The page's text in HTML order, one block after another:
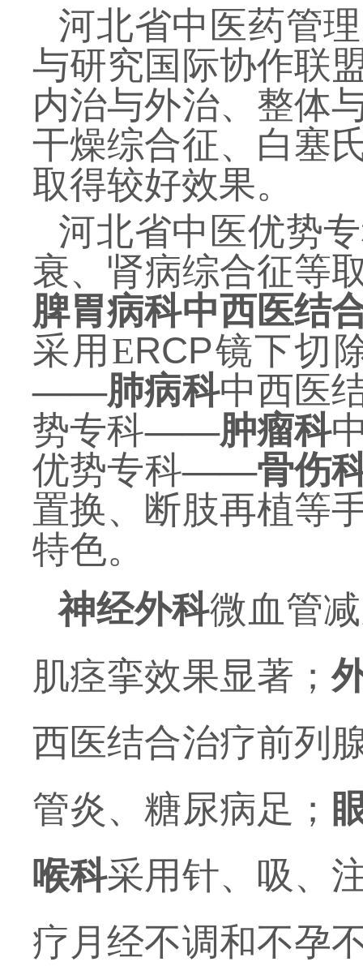
河北省中医药管
与研究国际协作联
内治与外治、整体
干燥综合征、白塞
取得较好效果。
河北省中医优势
衰、肾病综合征等
脾胃病科中西医结
采用 ERCP镜下切
——肺病科中西医
势专科——肿瘤科
优势专科——骨伤
置换、断肢再植等
特色。
神经外科微血管
肌痉挛效果显著 ；
西医结合治疗前列
管炎、糖尿病足；
喉科采用针、吸、
疗月经不调和不孕